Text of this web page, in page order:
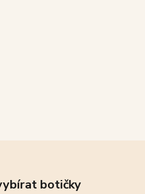
botičky